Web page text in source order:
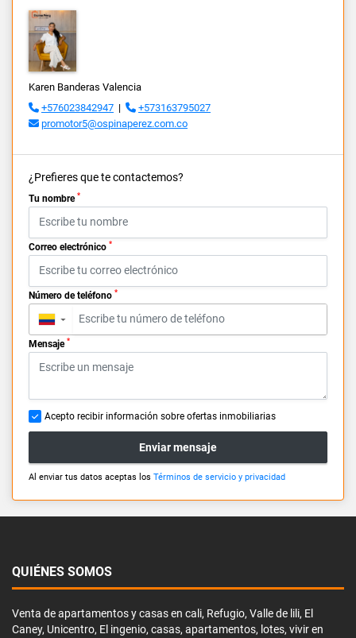
Karen Banderas Valencia
+576023842947 |
+573163795027
promotor5@ospinaperez.com.co
¿Prefieres que te contactemos?
Tu nombre *
Correo electrónico *
Número de teléfono *
▼
Mensaje *
Acepto recibir información sobre ofertas inmobiliarias
Enviar mensaje
Al enviar tus datos aceptas los Términos de servicio y privacidad
QUIÉNES SOMOS
Venta de apartamentos y casas en cali, Refugio, Valle de lili, El
Caney, Unicentro, El ingenio, casas, apartamentos, lotes, vivir en